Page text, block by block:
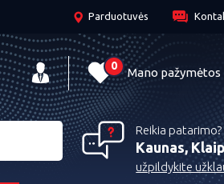
Parduotuvės
0 Mano pažymėtos
Reikia
Kaunas,
užpildykite